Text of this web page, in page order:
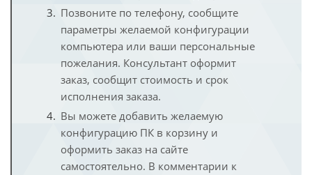
Позвоните по телефону, сообщите
параметры желаемой конфигурации
компьютера или ваши персональные
пожелания. Консультант оформит
заказ, сообщит стоимость и срок
исполнения заказа.
Вы можете добавить желаемую
конфигурацию ПК в корзину и
оформить заказ на сайте
самостоятельно. В комментарии к